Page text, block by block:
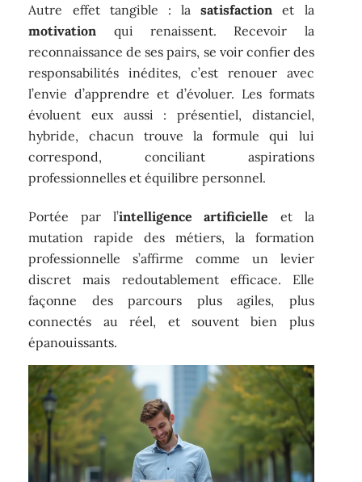
Autre effet tangible : lasatisfaction et la
motivation qui renaissent. Recevoir la
reconnaissance de ses pairs, se voir confier des
responsabilités inédites, c’est renouer avec
l’envie d’apprendre et d’évoluer. Les formats
évoluent eux aussi : présentiel, distanciel,
hybride, chacun trouve la formule qui lui
correspond, conciliant aspirations
professionnelles et équilibre personnel.
Portée par l’intelligence artificielle et la
mutation rapide des métiers, la formation
professionnelle s’affirme comme un levier
discret mais redoutablement efficace. Elle
façonne des parcours plus agiles, plus
connectés au réel, et souvent bien plus
épanouissants.